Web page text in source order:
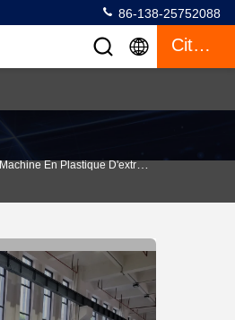
86-138-25752088
Citation
Machine En Plastique D'extrusion De Feuille >